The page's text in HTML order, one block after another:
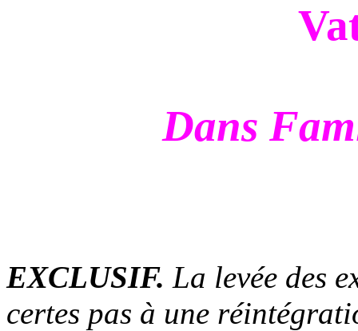
Dans
EXCLUSIF. La levée des
certes pas à une